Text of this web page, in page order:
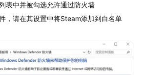
表中并被勾选允许通过防火墙
，请在其设置中将Steam添加到白名单